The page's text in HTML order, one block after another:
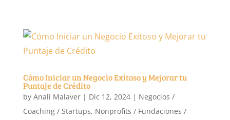
Cómo Iniciar un Negocio Exitoso y Mejorar tu
Puntaje de Crédito
by Anali Malaver| Dic 12, 2024| Negocios /
Coaching / Startups, Nonprofits / Fundaciones /